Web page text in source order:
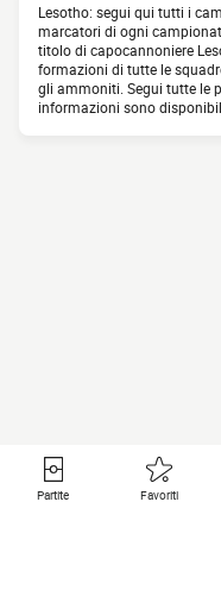
Lesotho: segui qui tutti i
marcatori di ogni
titolo di capocannoniere
formazioni di tutte le
gli ammoniti. Segui tutte le
informazioni sono
Partite Favoriti